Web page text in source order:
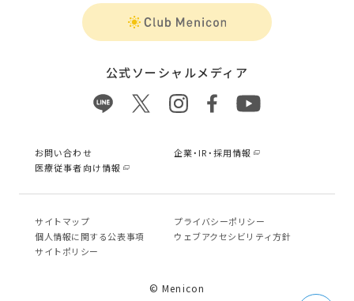
公式ソーシャルメディア
お問い合わせ
企業・IR・採用情報
医療従事者向け情報
サイトマップ
プライバシーポリシー
個⼈情報に関する公表事項
ウェブアクセシビリティ方針
サイトポリシー
© Menicon